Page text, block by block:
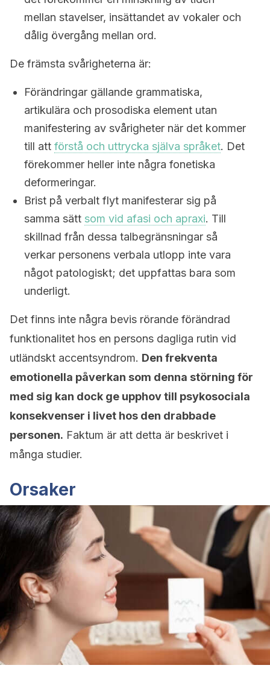
mellan stavelser, insättandet av vokaler och
dålig övergång mellan ord.
De främsta svårigheterna är:
Förändringar gällande grammatiska,
artikulära och prosodiska element utan
manifestering av svårigheter när det kommer
till att förstå och uttrycka själva språket. Det
förekommer heller inte några fonetiska
deformeringar.
Brist på verbalt flyt manifesterar sig på
samma sätt som vid afasi och apraxi. Till
skillnad från dessa talbegränsningar så
verkar personens verbala utlopp inte vara
något patologiskt; det uppfattas bara som
underligt.
Det finns inte några bevis rörande förändrad
funktionalitet hos en persons dagliga rutin vid
utländskt accentsyndrom. Den frekventa
emotionella påverkan som denna störning för
med sig kan dock ge upphov till psykosociala
konsekvenser i livet hos den drabbade
personen. Faktum är att detta är beskrivet i
många studier.
Orsaker